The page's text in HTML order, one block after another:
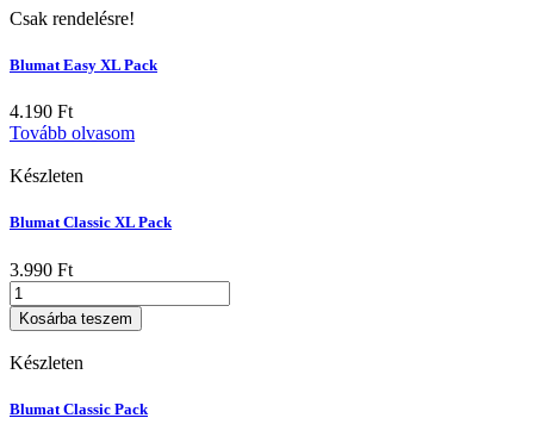
Csak rendelésre!
Blumat Easy XL Pack
4.190 Ft
Tovább olvasom
Készleten
Blumat Classic XL Pack
3.990 Ft
Blumat
Classic
XL
Pack
mennyiség
Kosárba teszem
Készleten
Blumat Classic Pack